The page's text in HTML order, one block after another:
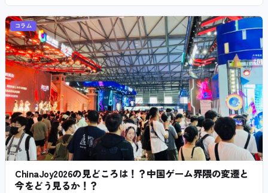
コラム
ChinaJoy2026の見どころは！？中国ゲーム界隈の変遷と
今をどう見るか！？